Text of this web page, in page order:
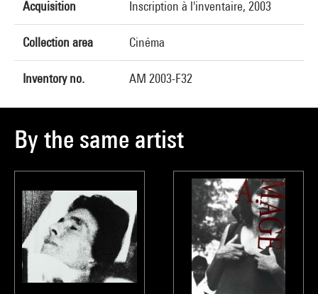
Acquisition Inscription à l'inventaire, 2003
Collection area Cinéma
Inventory no. AM 2003-F32
By the same artist